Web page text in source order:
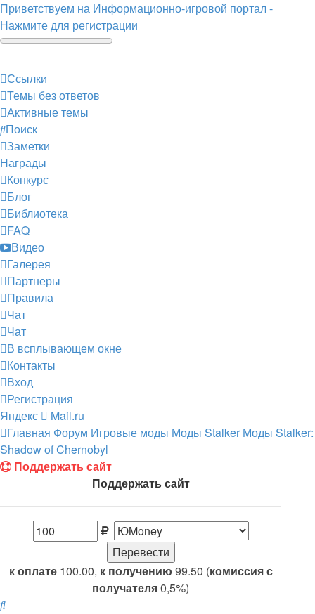
Приветствуем на Информационно-игровой портал -
Нажмите для регистрации
Ссылки
Темы без ответов
Активные темы
Поиск
Заметки
Награды
Конкурс
Блог
Библиотека
FAQ
Видео
Галерея
Партнеры
Правила
Чат
Чат
В всплывающем окне
Контакты
Вход
Регистрация
Яндекс
Mail.ru
Главная Форум Игровые моды Моды Stalker Моды Stalker:
Shadow of Chernobyl
Поддержать сайт
Поддержать сайт
к оплате100.00, к получению 99.50 (комиссия с
получателя0,5%)
Поиск